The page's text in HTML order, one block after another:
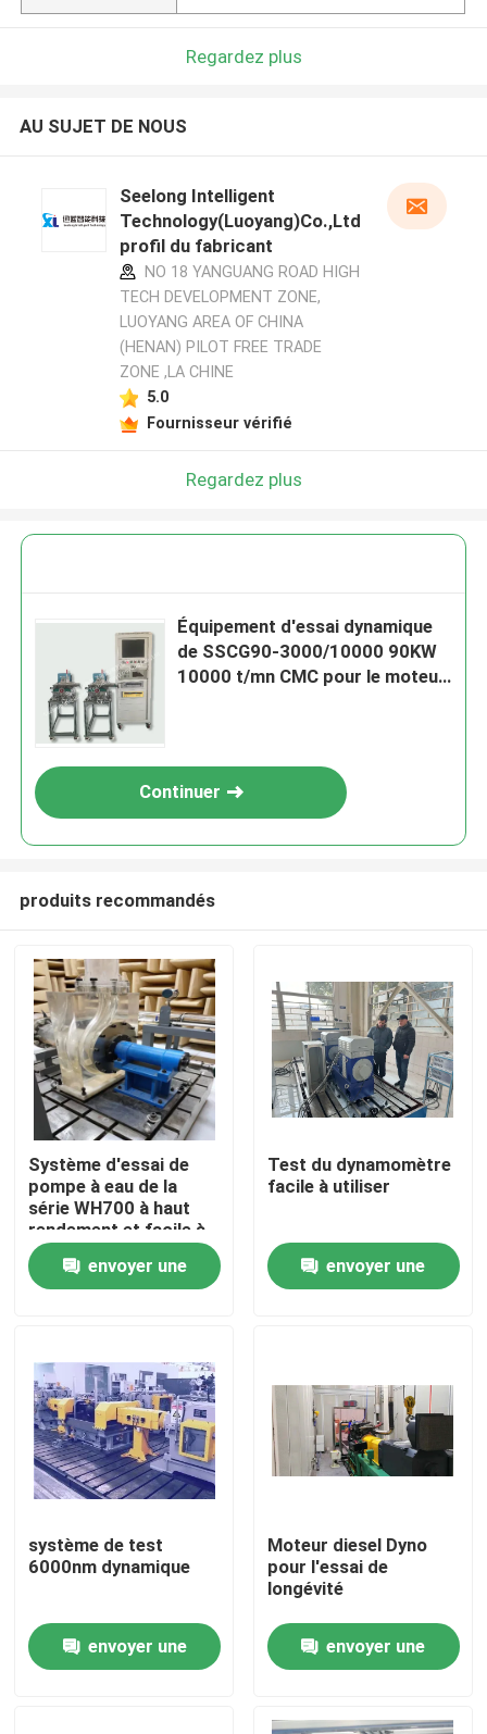
À la maison
Produits
À propos de nous
Contrôle qualité
Contactez-nous
Dynamomètre de couple
Dynamomètre à grande vitesse
Regardez plus
AU SUJET DE NOUS
Seelong Intelligent
Technology(Luoyang)Co.,Ltd
profil du fabricant
NO 18 YANGUANG ROAD HIGH
TECH DEVELOPMENT ZONE,
LUOYANG AREA OF CHINA
(HENAN) PILOT FREE TRADE
ZONE ,LA CHINE
5.0
Fournisseur vérifié
Regardez plus
Équipement d'essai dynamique
de SSCG90-3000/10000 90KW
10000 t/mn CMC pour le moteur
Continuer
produits recommandés
Système d'essai de
pompe à eau de la
série WH700 à haut
rendement et facile à
utiliser
envoyer une
Test du dynamomètre
facile à utiliser
envoyer une
système de test
6000nm dynamique
envoyer une
Moteur diesel Dyno
pour l'essai de
longévité
envoyer une